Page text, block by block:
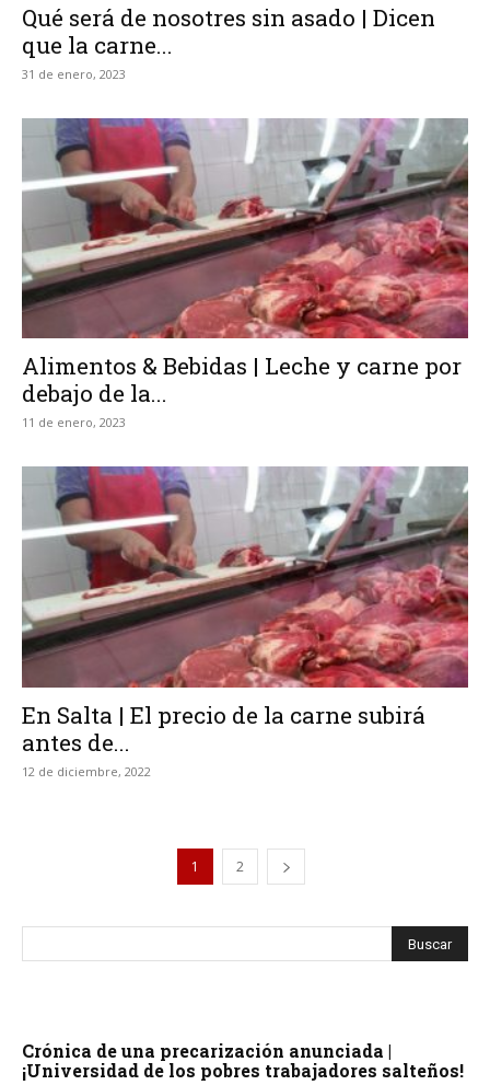
Qué será de nosotres sin asado | Dicen
que la carne...
31 de enero, 2023
Alimentos & Bebidas | Leche y carne por
debajo de la...
11 de enero, 2023
En Salta | El precio de la carne subirá
antes de...
12 de diciembre, 2022
1 2
Crónica de una precarización anunciada |
¡Universidad de los pobres trabajadores salteños!